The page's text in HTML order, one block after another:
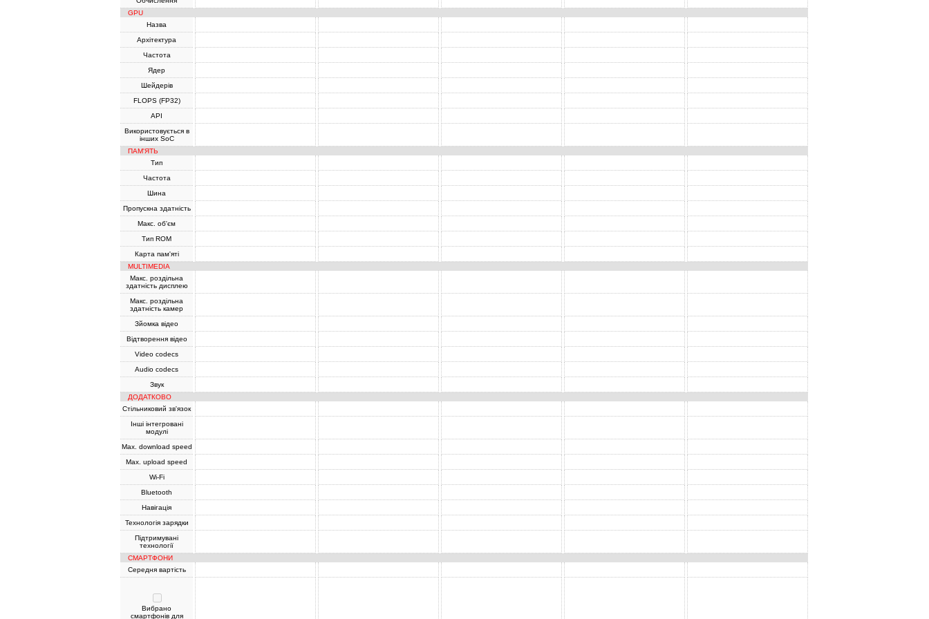
GPU
Назва
Архітектура
Частота
Ядер
Шейдерів
FLOPS (FP32)
API
Використовується в
інших SoC
ПАМ'ЯТЬ
Тип
Частота
Шина
Пропускна здатність
Макс. об'єм
Тип ROM
Карта пам'яті
MULTIMEDIA
Макс. роздільна
здатність дисплею
Макс. роздільна
здатність камер
Зйомка відео
Відтворення відео
Video codecs
Audio codecs
Звук
ДОДАТКОВО
Стільниковий зв'язок
Інші інтегровані
модулі
Max. download speed
Max. upload speed
Wi-Fi
Bluetooth
Навігація
Технологія зарядки
Підтримувані
технології
СМАРТФОНИ
Середня вартість
Вибрано
смартфонів для